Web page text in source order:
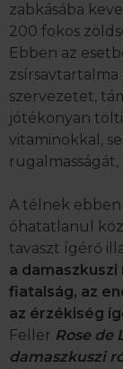
zabkásába
200 fokos
Ebben az
szervezetet,
jótékonyan
vitaminokkal,
rugalmasságát,
A télnek ebben
óhatatlanul
tavaszt ígérő
a damaszkuszi
fiatalság, az
az érzékiség
Feller Rose de
damaszkuszi